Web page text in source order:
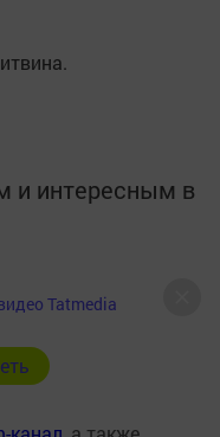
и интересным в
в
MАХ:
Tatmedia